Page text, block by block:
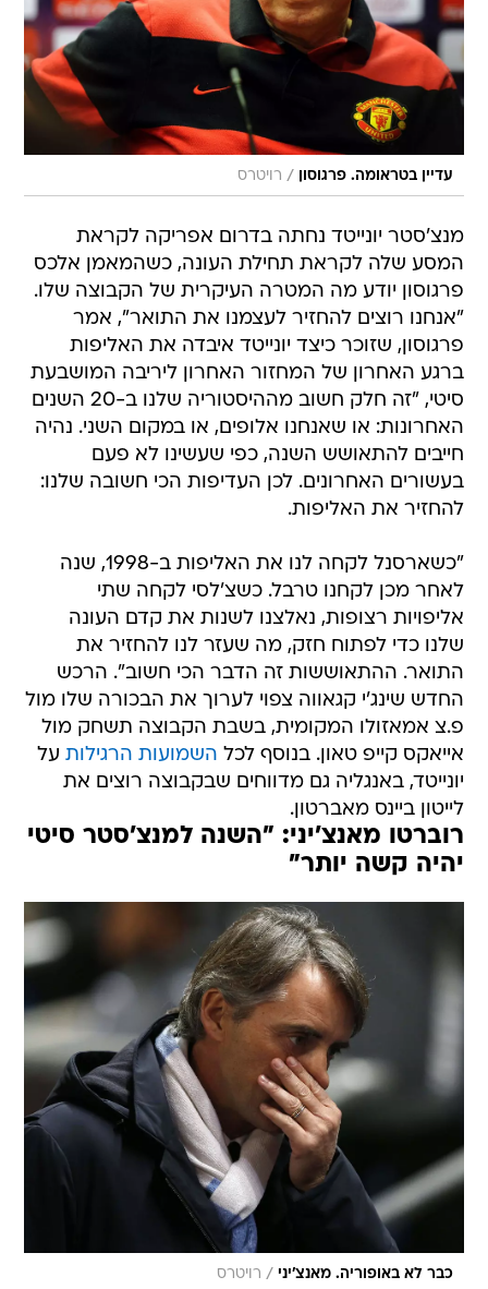
עדיין בטראומה. פרגוסון / רויטרס
מנצ'סטר יונייטד נחתה בדרום אפריקה לקראת
המסע שלה לקראת תחילת העונה, כשהמאמן אלכס
פרגוסון יודע מה המטרה העיקרית של הקבוצה שלו.
"אנחנו רוצים להחזיר לעצמנו את התואר", אמר
פרגוסון, שזוכר כיצד יונייטד איבדה את האליפות
ברגע האחרון של המחזור האחרון ליריבה המושבעת
סיטי, "זה חלק חשוב מההיסטוריה שלנו ב-20 השנים
האחרונות: או שאנחנו אלופים, או במקום השני. נהיה
חייבים להתאושש השנה, כפי שעשינו לא פעם
בעשורים האחרונים. לכן העדיפות הכי חשובה שלנו:
להחזיר את האליפות.
"כשארסנל לקחה לנו את האליפות ב-1998, שנה
לאחר מכן לקחנו טרבל. כשצ'לסי לקחה שתי
אליפויות רצופות, נאלצנו לשנות את קדם העונה
שלנו כדי לפתוח חזק, מה שעזר לנו להחזיר את
התואר. ההתאוששות זה הדבר הכי חשוב". הרכש
החדש שינג'י קגאווה צפוי לערוך את הבכורה שלו מול
פ.צ אמאזולו המקומית, בשבת הקבוצה תשחק מול
אייאקס קייפ טאון. בנוסף לכל השמועות הרגילות על
יונייטד, באנגליה גם מדווחים שבקבוצה רוצים את
לייטון ביינס מאברטון.
רוברטו מאנצ'יני: "השנה למנצ'סטר סיטי
יהיה קשה יותר"
כבר לא באופוריה. מאנצ'יני / רויטרס